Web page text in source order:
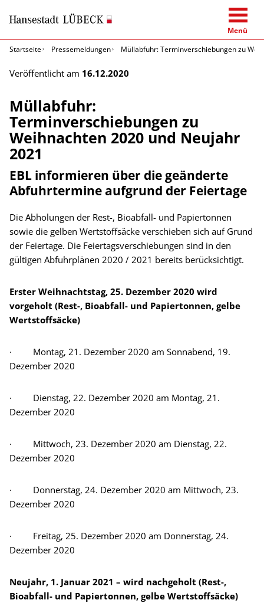
Menü
Startseite
Pressemeldungen Müllabfuhr: Terminverschiebungen zu
Veröffentlicht am 16.12.2020
Müllabfuhr:
Terminverschiebungen zu
Weihnachten 2020 und Neujahr
2021
EBL informieren über die geänderte
Abfuhrtermine aufgrund der Feiertage
Die Abholungen der Rest-, Bioabfall- und Papiertonnen
sowie die gelben Wertstoffsäcke verschieben sich auf Grund
der Feiertage. Die Feiertagsverschiebungen sind in den
gültigen Abfuhrplänen 2020 / 2021 bereits berücksichtigt.
Erster Weihnachtstag, 25. Dezember 2020 wird
vorgeholt (Rest-, Bioabfall- und Papiertonnen, gelbe
Wertstoffsäcke)
· Montag, 21. Dezember 2020 am Sonnabend, 19.
Dezember 2020
· Dienstag, 22. Dezember 2020 am Montag, 21.
Dezember 2020
· Mittwoch, 23. Dezember 2020 am Dienstag, 22.
Dezember 2020
· Donnerstag, 24. Dezember 2020 am Mittwoch, 23.
Dezember 2020
· Freitag, 25. Dezember 2020 am Donnerstag, 24.
Dezember 2020
Neujahr, 1. Januar 2021 – wird nachgeholt (Rest-,
Bioabfall- und Papiertonnen, gelbe Wertstoffsäcke)